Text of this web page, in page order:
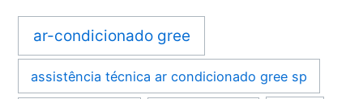
ar-condicionado gree
assistência técnica ar condicionado gree sp